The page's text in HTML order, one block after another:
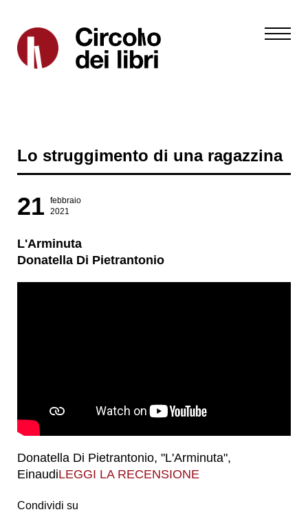
Lo struggimento di una ragazzina
21
febbraio
2021
L'Arminuta
Donatella Di Pietrantonio
Donatella Di Pietrantonio, "L'Arminuta",
EinaudiLEGGI LA RECENSIONE
Condividi su